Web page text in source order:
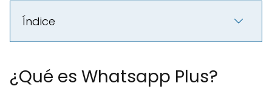
Índice
¿Qué es Whatsapp Plus?